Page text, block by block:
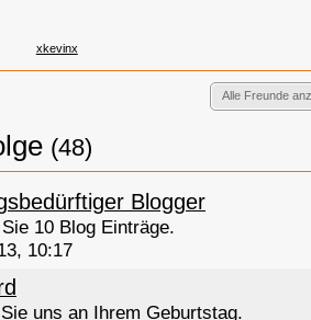
xkevinx
Alle Freunde
(48)
Blogger
10 Blog Einträge.
10:17
uns an Ihrem Geburtstag.